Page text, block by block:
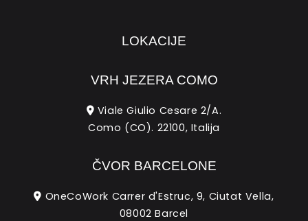
LOKACIJE
VRH JEZERA COMO
Viale Giulio Cesare 2/A.
Como (CO). 22100, Italija
ČVOR BARCELONE
OneCoWork Carrer d'Estruc, 9, Ciutat Vella,
08002 Barcel